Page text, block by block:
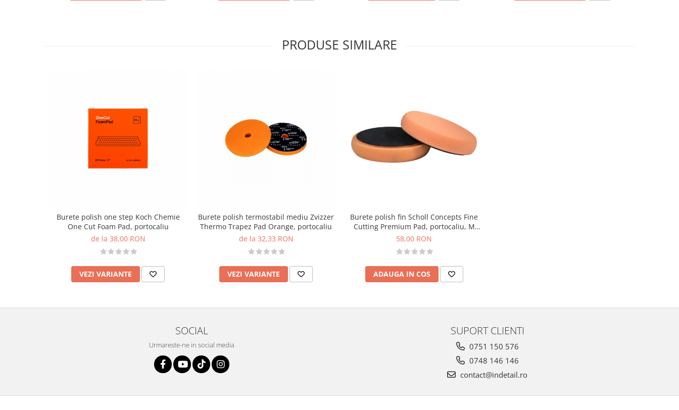
PRODUSE SIMILARE
Burete polish one step Koch Chemie
One Cut Foam Pad, portocaliu
de la 38,00 RON
VEZI VARIANTE
Burete polish termostabil mediu Zvizzer
Thermo Trapez Pad Orange, portocaliu
de la 32,33 RON
VEZI VARIANTE
Burete polish fin Scholl Concepts Fine
Cutting Premium Pad, portocaliu, M
145mm
58,00 RON
ADAUGA IN COS
SOCIAL
Urmareste-ne in social media
SUPORT CLIENTI
0751 150 576
0748 146 146
contact@indetail.ro